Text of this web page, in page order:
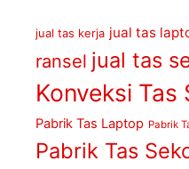
jual tas kerja jual tas
ransel jual tas
Konveksi Tas
Pabrik Tas Laptop Pabrik
Pabrik Tas